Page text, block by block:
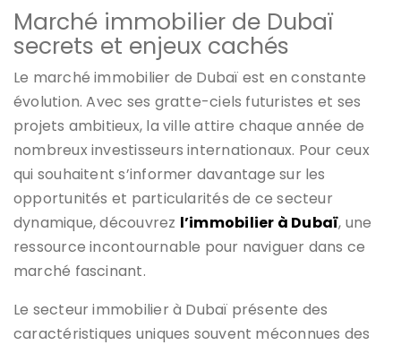
Marché immobilier de Dubaï
secrets et enjeux cachés
Le marché immobilier de Dubaï est en constante
évolution. Avec ses gratte-ciels futuristes et ses
projets ambitieux, la ville attire chaque année de
nombreux investisseurs internationaux. Pour ceux
qui souhaitent s’informer davantage sur les
opportunités et particularités de ce secteur
dynamique, découvrez l’immobilier à Dubaï, une
ressource incontournable pour naviguer dans ce
marché fascinant.
Le secteur immobilier à Dubaï présente des
caractéristiques uniques souvent méconnues des